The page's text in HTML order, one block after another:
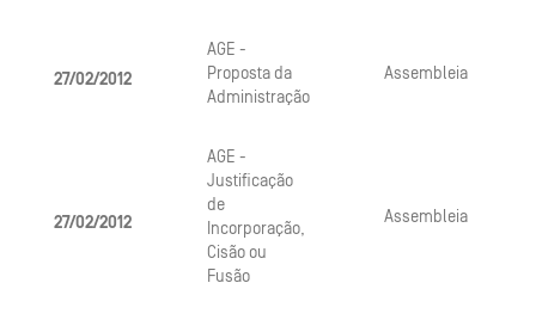
27/02/2012
AGE -
Proposta da
Administração
Assembleia
27/02/2012
AGE -
Justificação
de
Incorporação,
Cisão ou
Fusão
Assembleia